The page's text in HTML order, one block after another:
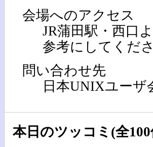
会場へのアクセス
JR蒲田駅・西口
参考にしてくださ
問い合わせ先
日本UNIXユーザ
本日のツッコミ(全